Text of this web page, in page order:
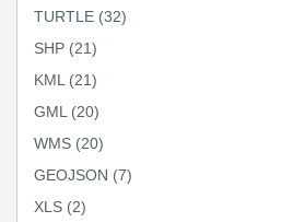
TURTLE (32)
SHP (21)
KML (21)
GML (20)
WMS (20)
GEOJSON (7)
XLS (2)